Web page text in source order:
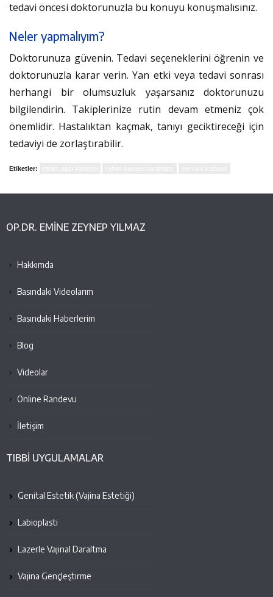
tedavi öncesi doktorunuzla bu konuyu konuşmalısınız.
Neler yapmalıyım?
Doktorunuza güvenin. Tedavi seçeneklerini öğrenin ve
doktorunuzla karar verin. Yan etki veya tedavi sonrası
herhangi bir olumsuzluk yaşarsanız doktorunuzu
bilgilendirin. Takiplerinize rutin devam etmeniz çok
önemlidir. Hastalıktan kaçmak, tanıyı geciktireceği için
tedaviyi de zorlaştırabilir.
Etiketler:
OP.DR. EMINE ZEYNEP YILMAZ
Hakkımda
Basındaki Videolarım
Basındaki Haberlerim
Blog
Videolar
Online Randevu
İletişim
TIBBİ UYGULAMALAR
Genital Estetik (Vajina Estetiği)
Labioplasti
Lazerle Vajinal Daraltma
Vajina Gençleştirme